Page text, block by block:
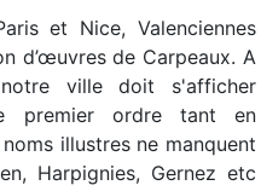
et Nice, Valenciennes
d’œuvres de Carpeaux. A
ville doit s'afficher
premier ordre tant en
illustres ne manquent
Harpignies, Gernez etc